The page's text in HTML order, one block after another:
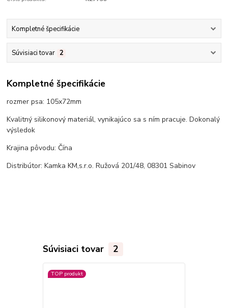
Kompletné špecifikácie
Súvisiaci tovar 2
Kompletné špecifikácie
rozmer psa: 105x72mm
Kvalitný silikonový materiál, vynikajúco sa s ním pracuje. Dokonalý
výsledok
Krajina pôvodu: Čína
Distribútor: Kamka KM,s.r.o. Ružová 201/48, 08301 Sabinov
Súvisiaci tovar 2
TOP produkt